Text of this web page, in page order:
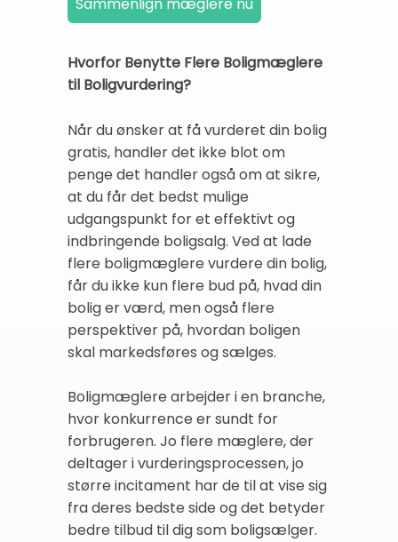
Hvorfor Benytte Flere Boligmæglere
til Boligvurdering?
Når du ønsker at få vurderet din bolig
gratis, handler det ikke blot om
penge det handler også om at sikre,
at du får det bedst mulige
udgangspunkt for et effektivt og
indbringende boligsalg. Ved at lade
flere boligmæglere vurdere din bolig,
får du ikke kun flere bud på, hvad din
bolig er værd, men også flere
perspektiver på, hvordan boligen
skal markedsføres og sælges.
Boligmæglere arbejder i en branche,
hvor konkurrence er sundt for
forbrugeren. Jo flere mæglere, der
deltager i vurderingsprocessen, jo
større incitament har de til at vise sig
fra deres bedste side og det betyder
bedre tilbud til dig som boligsælger.